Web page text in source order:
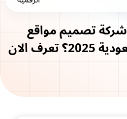
تصميم مواقع
الان